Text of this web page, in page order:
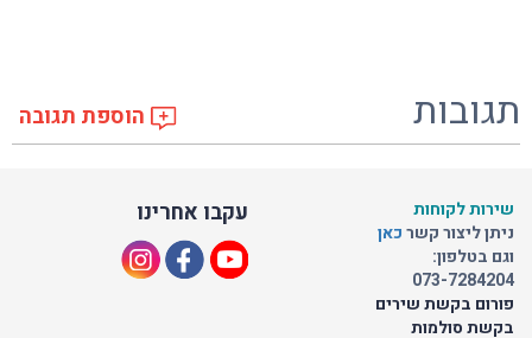
תגובות הוספת תגובה
עקבו אחרינו
שירות לקוחות
ניתן ליצור קשרכאן
וגם בטלפון:
073-7284204
פורום בקשת שירים
בקשת סולמות